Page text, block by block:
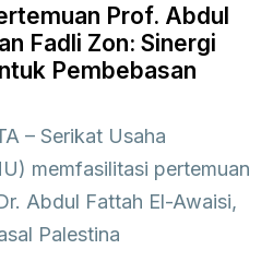
Prof. Abdul
Fadli Zon: Sinergi
Pembebasan
– Serikat Usaha
memfasilitasi pertemuan
Abdul Fattah El-Awaisi,
Palestina